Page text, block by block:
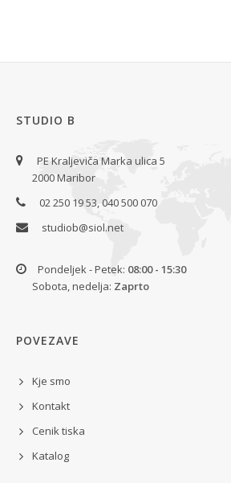
STUDIO B
PE Kraljeviča Marka ulica 5
2000 Maribor
02 250 19 53, 040 500 070
studiob@siol.net
Pondeljek - Petek: 08:00 - 15:30
Sobota, nedelja: Zaprto
POVEZAVE
Kje smo
Kontakt
Cenik tiska
Katalog